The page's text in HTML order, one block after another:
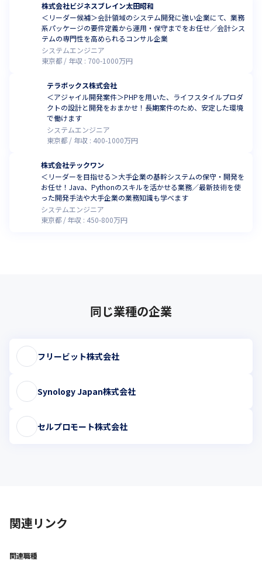
株式会社ビジネスブレイン太田昭和
＜リーダー候補＞会計領域のシステム開発に強い企業にて、業務
系パッケージの要件定義から運用・保守までをお任せ／会計シス
テムの専門性を高められるコンサル企業
システムエンジニア
東京都
年収 : 700-1000万円
テラボックス株式会社
＜アジャイル開発案件＞PHPを用いた、ライフスタイルプロダ
クトの設計と開発をおまかせ！長期案件のため、安定した環境
で働けます
システムエンジニア
東京都
年収 : 400-1000万円
株式会社テックワン
＜リーダーを目指せる＞大手企業の基幹システムの保守・開発を
お任せ！Java、Pythonのスキルを活かせる業務／最新技術を使
った開発手法や大手企業の業務知識も学べます
システムエンジニア
東京都
年収 : 450-800万円
同じ業種の企業
フリービット株式会社
Synology Japan株式会社
セルプロモート株式会社
関連リンク
関連職種